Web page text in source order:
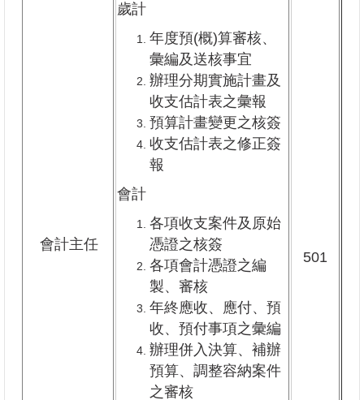
會計主任
歲計
年度預(概)算審核、
彙編及送核事宜
辦理分期實施計畫及
收支估計表之彙報
預算計畫變更之核簽
收支估計表之修正簽
報
會計
各項收支案件及原始
憑證之核簽
各項會計憑證之編
製、審核
年終應收、應付、預
收、預付事項之彙編
辦理併入決算、補辦
預算、調整容納案件
之審核
501